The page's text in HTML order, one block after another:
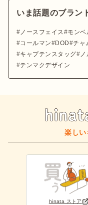
いま話題のブラン
ノースフェイス モンベ
コールマン
DOD チャ
キャプテンスタッグ
テンマクデザイン
楽しい
hinata ストア